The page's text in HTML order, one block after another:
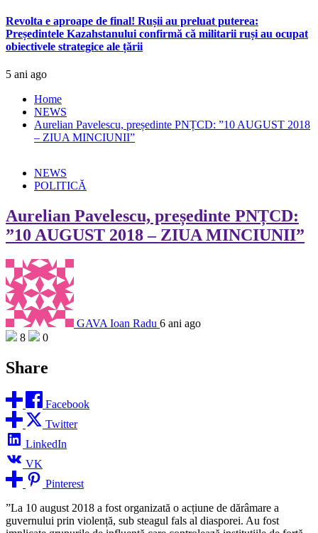
Revolta e aproape de final! Rușii au preluat puterea:
Președintele Kazahstanului confirmă că militarii ruși au ocupat
obiectivele strategice ale țării
5 ani ago
Home
NEWS
Aurelian Pavelescu, președinte PNȚCD: ”10 AUGUST 2018
– ZIUA MINCIUNII”
NEWS
POLITICĂ
Aurelian Pavelescu, președinte PNȚCD:
”10 AUGUST 2018 – ZIUA MINCIUNII”
GAVA Ioan Radu 6 ani ago
8
0
Share
Facebook
Twitter
LinkedIn
VK
Pinterest
”La 10 august 2018 a fost organizată o acțiune de dărâmare a
guvernului prin violență, sub steagul fals al diasporei. Au fost